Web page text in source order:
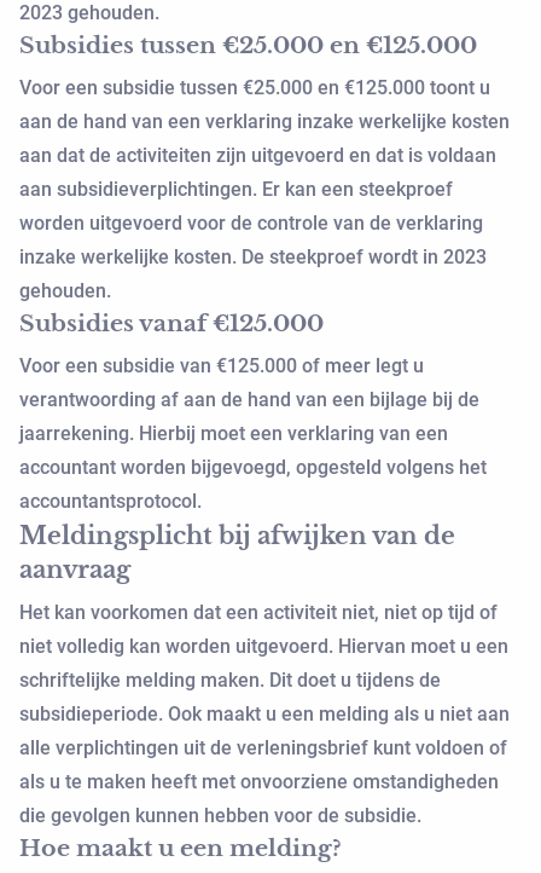
2023 gehouden.
Subsidies tussen €25.000 en €125.000
Voor een subsidie tussen €25.000 en €125.000 toont u
aan de hand van een verklaring inzake werkelijke kosten
aan dat de activiteiten zijn uitgevoerd en dat is voldaan
aan subsidieverplichtingen. Er kan een steekproef
worden uitgevoerd voor de controle van de verklaring
inzake werkelijke kosten. De steekproef wordt in 2023
gehouden.
Subsidies vanaf €125.000
Voor een subsidie van €125.000 of meer legt u
verantwoording af aan de hand van een bijlage bij de
jaarrekening. Hierbij moet een verklaring van een
accountant worden bijgevoegd, opgesteld volgens het
accountantsprotocol.
Meldingsplicht bij afwijken van de
aanvraag
Het kan voorkomen dat een activiteit niet, niet op tijd of
niet volledig kan worden uitgevoerd. Hiervan moet u een
schriftelijke melding maken. Dit doet u tijdens de
subsidieperiode. Ook maakt u een melding als u niet aan
alle verplichtingen uit de verleningsbrief kunt voldoen of
als u te maken heeft met onvoorziene omstandigheden
die gevolgen kunnen hebben voor de subsidie.
Hoe maakt u een melding?